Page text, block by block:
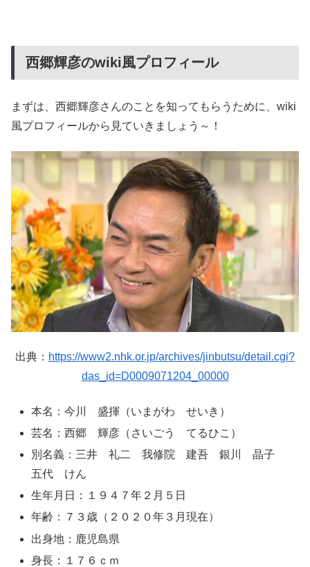
西郷輝彦のwiki風プロフィール
まずは、西郷輝彦さんのことを知ってもらうために、wiki
風プロフィールから見ていきましょう～！
出典： https://www2.nhk.or.jp/archives/jinbutsu/detail.cgi?
das_id=D0009071204_00000
本名：今川 盛揮（いまがわ せいき）
芸名：西郷 輝彦（さいごう てるひこ）
別名義：三井 礼二 我修院 建吾 銀川 晶子
五代 けん
生年月日：１９４７年２月５日
年齢：７３歳（２０２０年３月現在）
出身地：鹿児島県
身長：１７６ｃｍ